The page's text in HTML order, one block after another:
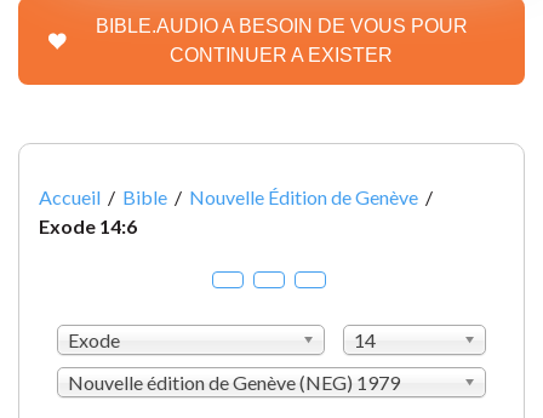
BIBLE.AUDIO A BESOIN DE VOUS POUR
CONTINUER A EXISTER
Accueil / Bible / Nouvelle Édition de Genève /
Exode 14:6
Exode
14
Nouvelle édition de Genève (NEG) 1979